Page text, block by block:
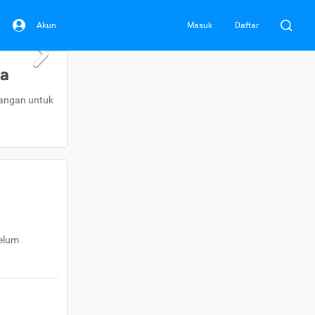
Akun Masuk Daftar
untuk